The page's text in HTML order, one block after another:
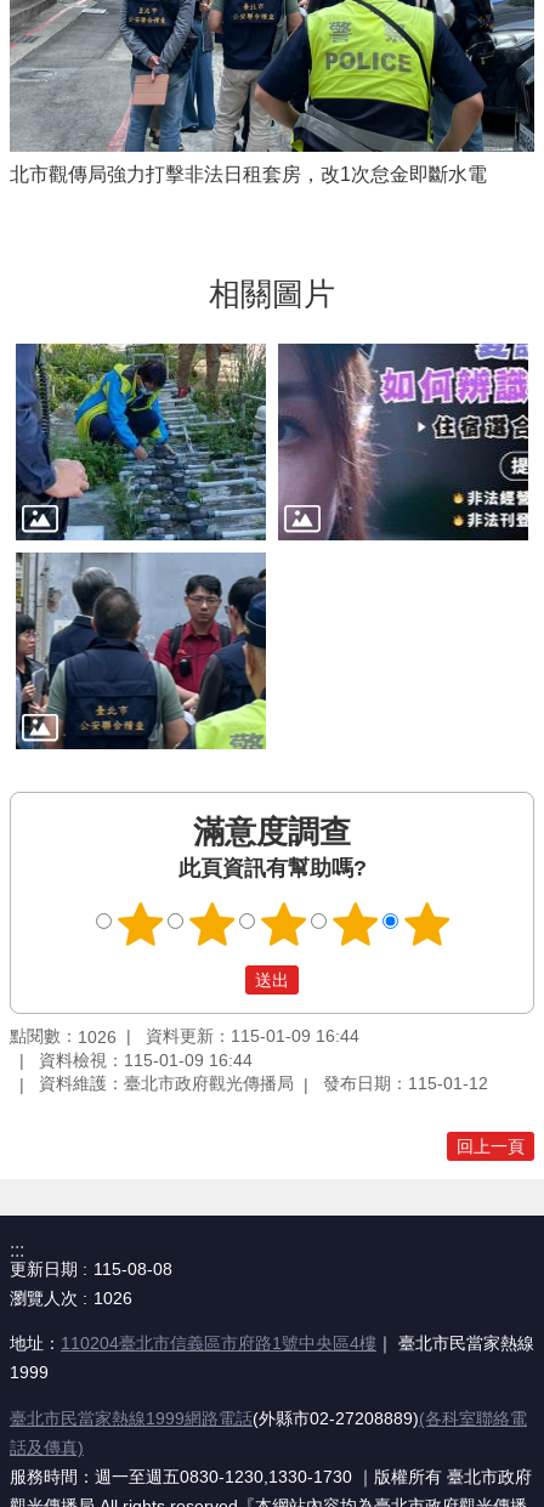
北市觀傳局強力打擊非法日租套房，改1次怠金即斷水電
相關圖片
滿意度調查
此頁資訊有幫助嗎?
點閱數： 1026
資料更新：115-01-09 16:44
資料檢視：115-01-09 16:44
資料維護：臺北市政府觀光傳播局
發布日期：115-01-12
回上一頁
:::
更新日期
115-08-08
瀏覽人次
1026
地址： 110204臺北市信義區市府路1號中央區4樓 ｜ 臺北市民當家熱線
1999
臺北市民當家熱線1999網路電話(外縣市02-27208889)(各科室聯絡電
話及傳真)
服務時間：週一至週五0830-1230,1330-1730 ｜版權所有 臺北市政府